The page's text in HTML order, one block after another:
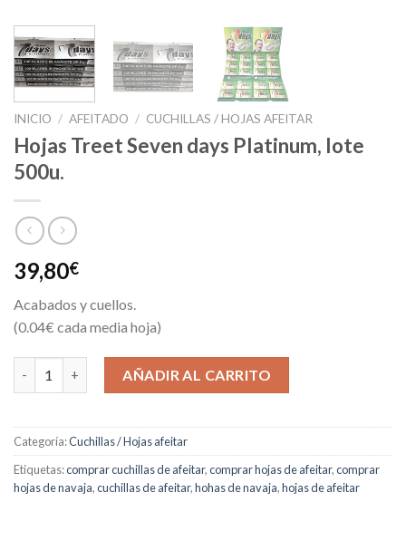
INICIO / AFEITADO / CUCHILLAS / HOJAS AFEITAR
Hojas Treet Seven days Platinum, lote
500u.
39,80€
Acabados y cuellos.
(0.04€ cada media hoja)
Hojas Treet Seven days Platinum, lote 500u. cantidad
AÑADIR AL CARRITO
Categoría:Cuchillas / Hojas afeitar
Etiquetas:comprar cuchillas de afeitar,comprar hojas de afeitar,comprar
hojas de navaja,cuchillas de afeitar,hohas de navaja,hojas de afeitar